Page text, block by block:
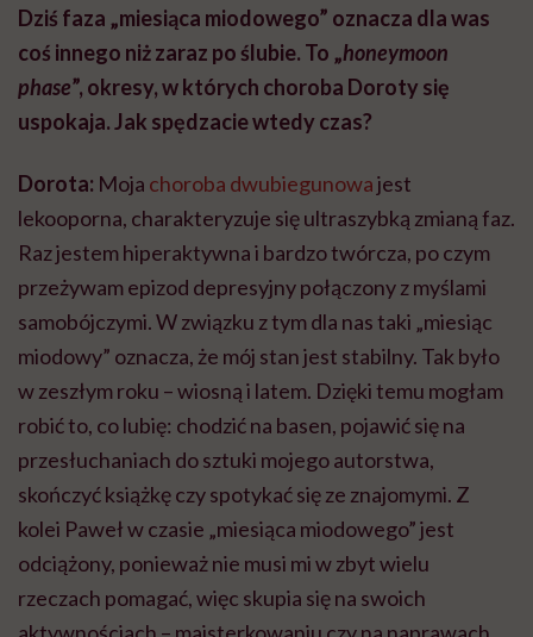
Dziś faza „miesiąca miodowego” oznacza dla was
coś innego niż zaraz po ślubie. To „honeymoon
phase”, okresy, w których choroba Doroty się
uspokaja. Jak spędzacie wtedy czas?
Dorota: Moja choroba dwubiegunowajest
lekooporna, charakteryzuje się ultraszybką zmianą faz.
Raz jestem hiperaktywna i bardzo twórcza, po czym
przeżywam epizod depresyjny połączony z myślami
samobójczymi. W związku z tym dla nas taki „miesiąc
miodowy” oznacza, że mój stan jest stabilny. Tak było
w zeszłym roku – wiosną i latem. Dzięki temu mogłam
robić to, co lubię: chodzić na basen, pojawić się na
przesłuchaniach do sztuki mojego autorstwa,
skończyć książkę czy spotykać się ze znajomymi. Z
kolei Paweł w czasie „miesiąca miodowego” jest
odciążony, ponieważ nie musi mi w zbyt wielu
rzeczach pomagać, więc skupia się na swoich
aktywnościach – majsterkowaniu czy na naprawach